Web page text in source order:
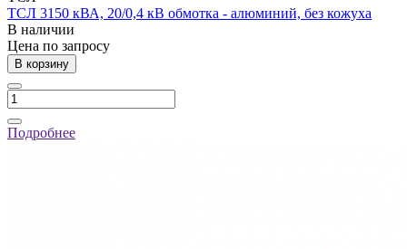
ТСЛ 3150 кВА, 20/0,4 кВ обмотка - алюминий, без кожуха
В наличии
Цена по запросу
В корзину
Подробнее